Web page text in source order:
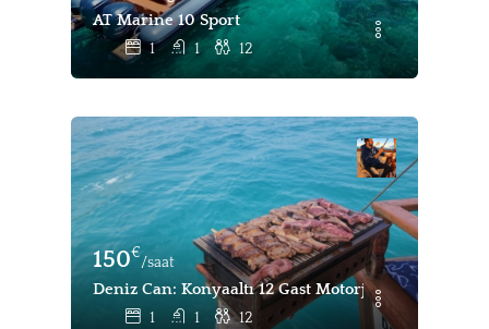
AT Marine 10 Sport
1 1 12
150€
/saat
Deniz Can: Konyaaltı 12 Gast Motorjacht Dagelijkse
1 1 12